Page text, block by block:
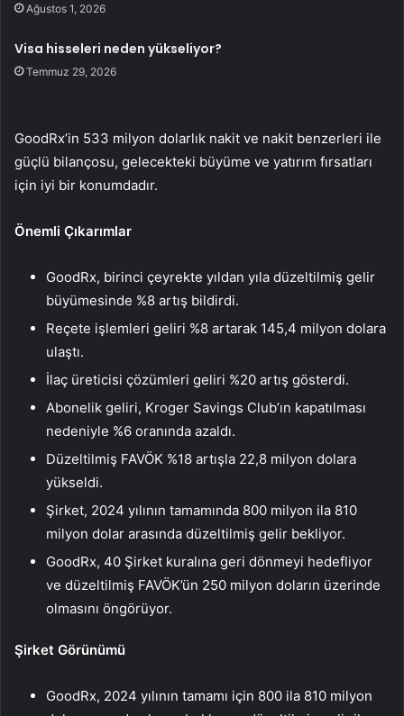
Ağustos 1, 2026
Visa hisseleri neden yükseliyor?
Temmuz 29, 2026
GoodRx’in 533 milyon dolarlık nakit ve nakit benzerleri ile
güçlü bilançosu, gelecekteki büyüme ve yatırım fırsatları
için iyi bir konumdadır.
Önemli Çıkarımlar
GoodRx, birinci çeyrekte yıldan yıla düzeltilmiş gelir
büyümesinde %8 artış bildirdi.
Reçete işlemleri geliri %8 artarak 145,4 milyon dolara
ulaştı.
İlaç üreticisi çözümleri geliri %20 artış gösterdi.
Abonelik geliri, Kroger Savings Club’ın kapatılması
nedeniyle %6 oranında azaldı.
Düzeltilmiş FAVÖK %18 artışla 22,8 milyon dolara
yükseldi.
Şirket, 2024 yılının tamamında 800 milyon ila 810
milyon dolar arasında düzeltilmiş gelir bekliyor.
GoodRx, 40 Şirket kuralına geri dönmeyi hedefliyor
ve düzeltilmiş FAVÖK’ün 250 milyon doların üzerinde
olmasını öngörüyor.
Şirket Görünümü
GoodRx, 2024 yılının tamamı için 800 ila 810 milyon